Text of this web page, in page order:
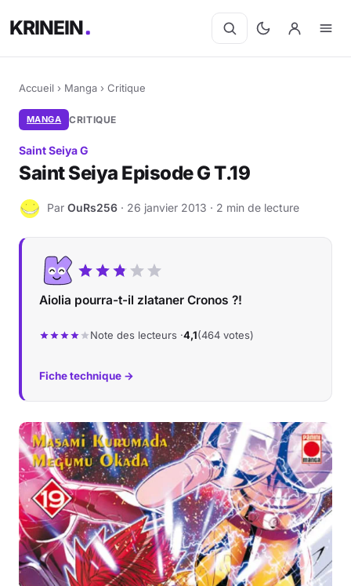
KRINEIN
Accueil › Manga › Critique
MANGA CRITIQUE
Saint Seiya G
Saint Seiya Episode G T.19
O Par OuRs256 · 26 janvier 2013 · 2 min de lecture
Aiolia pourra-t-il zlataner Cronos ?!
Note des lecteurs ·4,1(464 votes)
Fiche technique →